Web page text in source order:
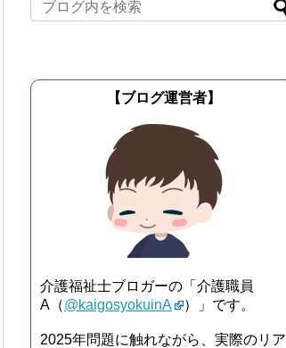
【ブログ運営者】
介護福祉士ブロガーの「介護職員
A（@kaigosyokuinA ）」です。
2025年問題に触れながら、実際のリア